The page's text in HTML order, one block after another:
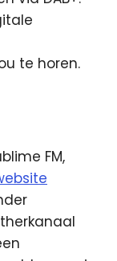
te horen.
FM,